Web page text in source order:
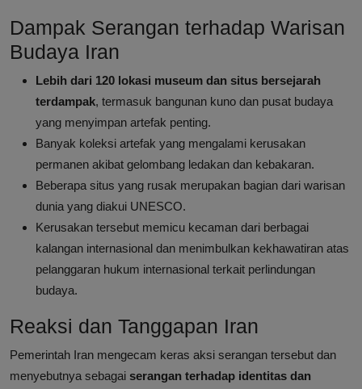
Dampak Serangan terhadap Warisan
Budaya Iran
Lebih dari 120 lokasi museum dan situs bersejarah
terdampak, termasuk bangunan kuno dan pusat budaya
yang menyimpan artefak penting.
Banyak koleksi artefak yang mengalami kerusakan
permanen akibat gelombang ledakan dan kebakaran.
Beberapa situs yang rusak merupakan bagian dari warisan
dunia yang diakui UNESCO.
Kerusakan tersebut memicu kecaman dari berbagai
kalangan internasional dan menimbulkan kekhawatiran atas
pelanggaran hukum internasional terkait perlindungan
budaya.
Reaksi dan Tanggapan Iran
Pemerintah Iran mengecam keras aksi serangan tersebut dan
menyebutnya sebagai serangan terhadap identitas dan